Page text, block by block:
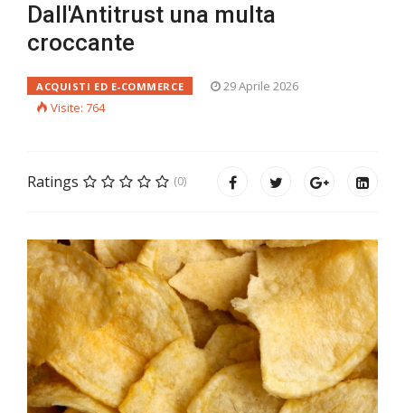
Dall'Antitrust una multa
croccante
ACQUISTI ED E-COMMERCE
29 Aprile 2026
Visite: 764
Ratings (0)